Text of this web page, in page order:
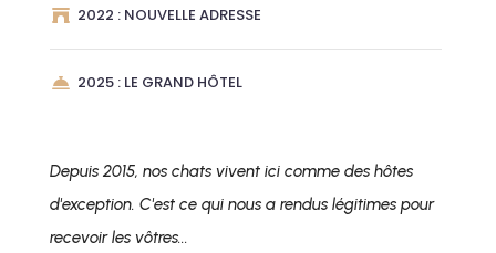
2022 : NOUVELLE ADRESSE
2025 : LE GRAND HÔTEL
Depuis 2015, nos chats vivent ici comme des hôtes
d'exception. C'est ce qui nous a rendus légitimes pour
recevoir les vôtres...